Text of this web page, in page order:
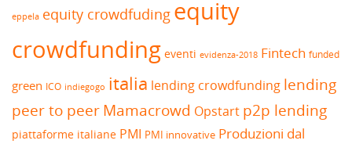
eppela equity crowdfuding equity
crowdfunding eventi evidenza-2018 Fintech funded
green ICO indiegogo italia lending crowdfunding lending
peer to peerMamacrowd Opstart p2p lending
piattaforme italiane PMI PMI innovative Produzioni dal